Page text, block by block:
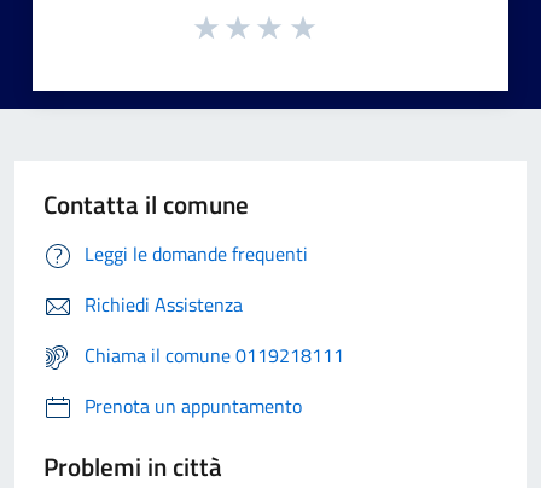
Contatta il comune
Leggi le domande frequenti
Richiedi Assistenza
Chiama il comune 0119218111
Prenota un appuntamento
Problemi in città